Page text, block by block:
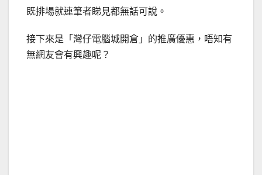
既排場就連筆者睇見都無話可說。
接下來是「灣仔電腦城開倉」的推廣優惠，唔知有
無網友會有興趣呢？